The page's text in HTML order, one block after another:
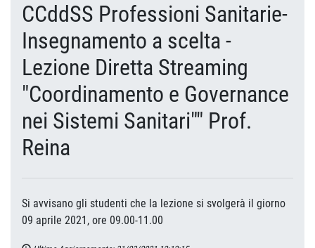
CCddSS Professioni Sanitarie-
Insegnamento a scelta -
Lezione Diretta Streaming
"Coordinamento e Governance
nei Sistemi Sanitari"" Prof.
Reina
Si avvisano gli studenti che la lezione si svolgerà il giorno
09 aprile 2021, ore 09.00-11.00